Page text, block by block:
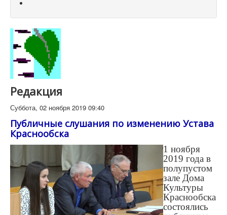
Редакция
Суббота, 02 ноября 2019 09:40
Публичные слушания по изменению Устава
Краснообска
1 ноября
2019 года в
полупустом
зале Дома
Культуры
Краснообска
состоялись